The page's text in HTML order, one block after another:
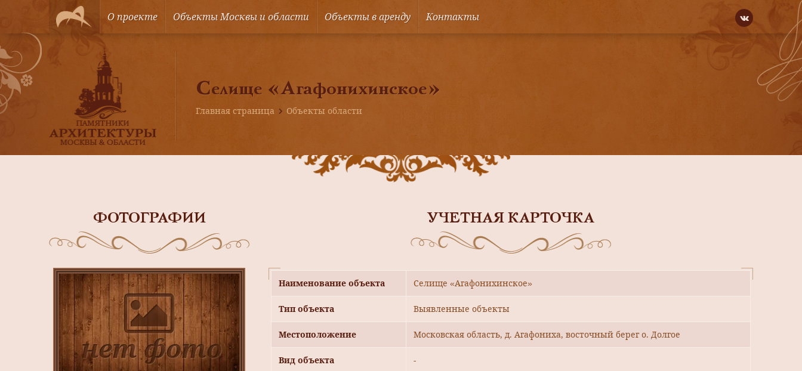
О проекте Объекты Москвы и области Объекты в аренду Контакты
Селище «Агафонихинское»
Главная страница Объекты области
ФОТОГРАФИИ УЧЕТНАЯ КАРТОЧКА
Наименование объекта Селище «Агафонихинское»
Тип объекта Выявленные объекты
Местоположение Московская область, д. Агафониха, восточный берег о. Долгое
Вид объекта -